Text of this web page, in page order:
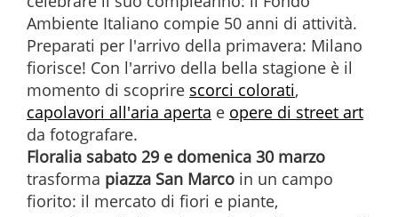
Ambiente Italiano compie 50 anni di attività.
Preparati per l'arrivo della primavera: Milano
fiorisce! Con l'arrivo della bella stagione è il
momento di scoprire scorci colorati,
capolavori all'aria aperta e opere di street art
da fotografare.
Floralia sabato 29 e domenica 30 marzo
trasforma piazza San Marco in un campo
fiorito: il mercato di fiori e piante,